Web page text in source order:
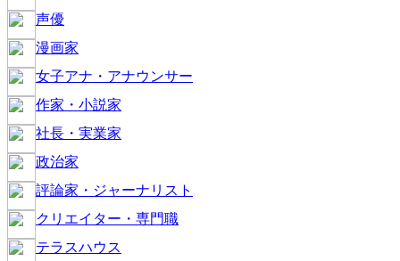
声優
漫画家
女子アナ・アナウンサー
作家・小説家
社長・実業家
政治家
評論家・ジャーナリスト
クリエイター・専門職
テラスハウス